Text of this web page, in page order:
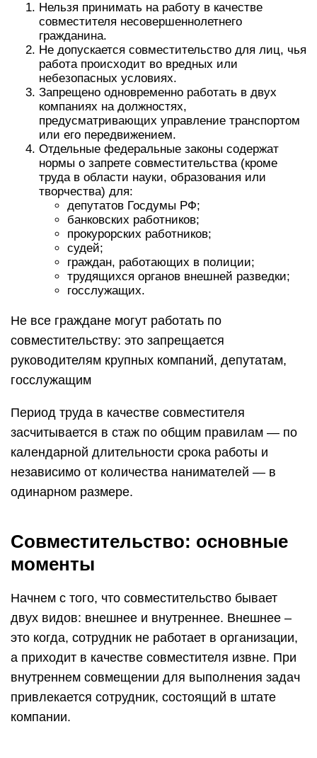
Нельзя принимать на работу в качестве
совместителя несовершеннолетнего
гражданина.
Не допускается совместительство для лиц, чья
работа происходит во вредных или
небезопасных условиях.
Запрещено одновременно работать в двух
компаниях на должностях,
предусматривающих управление транспортом
или его передвижением.
Отдельные федеральные законы содержат
нормы о запрете совместительства (кроме
труда в области науки, образования или
творчества) для:
депутатов Госдумы РФ;
банковских работников;
прокурорских работников;
судей;
граждан, работающих в полиции;
трудящихся органов внешней разведки;
госслужащих.
Не все граждане могут работать по
совместительству: это запрещается
руководителям крупных компаний, депутатам,
госслужащим
Период труда в качестве совместителя
засчитывается в стаж по общим правилам — по
календарной длительности срока работы и
независимо от количества нанимателей — в
одинарном размере.
Совместительство: основные
моменты
Начнем с того, что совместительство бывает
двух видов: внешнее и внутреннее. Внешнее –
это когда, сотрудник не работает в организации,
а приходит в качестве совместителя извне. При
внутреннем совмещении для выполнения задач
привлекается сотрудник, состоящий в штате
компании.